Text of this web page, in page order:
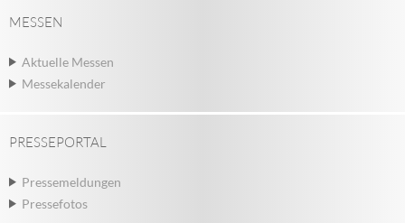
MESSEN
Aktuelle Messen
Messekalender
PRESSEPORTAL
Pressemeldungen
Pressefotos